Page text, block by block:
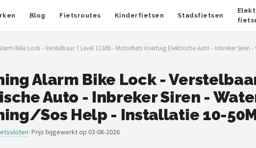
Blog Fietsroutes Kinderfietsen Stadsfietsen
Bike Lock - Verstelbaar 7 Level 113dB - Motorfiets Voertuig Elektrische Auto - Inbreker Siren
Alarm Bike Lock -
Auto - Inbreker Siren -
Sos Help - Installatie 10-
· Prijs bijgewerkt op 03-08-2026